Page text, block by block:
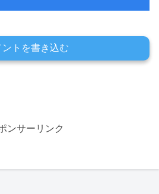
ントを書き込む
ンサーリンク